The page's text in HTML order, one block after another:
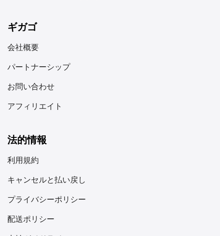
ギガゴ
会社概要
パートナーシップ
お問い合わせ
アフィリエイト
法的情報
利用規約
キャンセルと払い戻し
プライバシーポリシー
配送ポリシー